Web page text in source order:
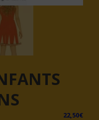
22,50€